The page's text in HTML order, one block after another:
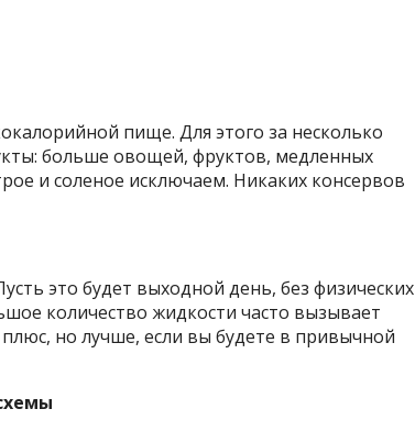
пище. Для этого за несколько
больше овощей, фруктов, медленных
и соленое исключаем. Никаких консервов
это будет выходной день, без физических
количество жидкости часто вызывает
но лучше, если вы будете в привычной